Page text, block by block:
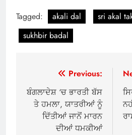
Tagged: akali dal
sri akal
sukhbir badal
navigation
Previous:
ਬੰਗਲਾਦੇਸ਼ ‘ਚ ਭਾਰਤੀ ਬੱਸ
ਤੇ ਹਮਲਾ, ਯਾਤਰੀਆਂ ਨੂੰ
ਦਿੱਤੀਆਂ ਜਾਨੋਂ ਮਾਰਨ
ਦੀਆਂ ਧਮਕੀਆਂ